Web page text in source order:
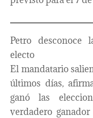
Petro desconoce
electo
El mandatario
últimos días,
ganó las
verdadero